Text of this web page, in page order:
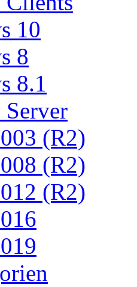
10
8
8.1
(R2)
(R2)
(R2)